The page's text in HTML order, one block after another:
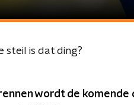
steil is dat ding?
wordt de